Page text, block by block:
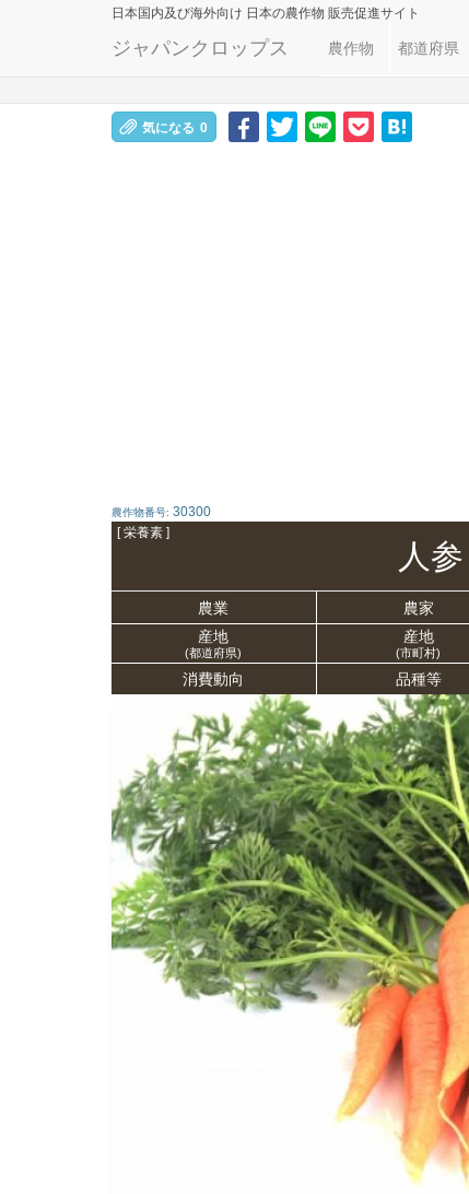
日本国内及び海外向け 日本の農作物 販売促進サイト
ジャパンクロップス 農作物 都道府県
気になる 0
農作物番号: 30300
[ 栄養素 ]
人参
農業 農家
産地
(都道府県)
産地
(市町村)
消費動向 品種等